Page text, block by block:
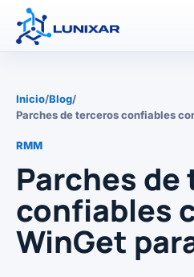
Inicio/Blog/
Parches de terceros confiables
RMM
Parches
confiables
WinGet